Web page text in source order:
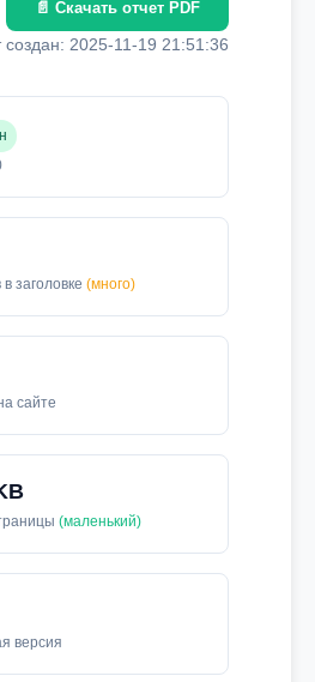
📄 Скачать отчет PDF
создан: 2025-11-19 21:51:36
заголовке (много)
сайте
(маленький)
версия